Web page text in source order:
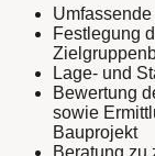
Festlegung
Lage- und
Bewertung
sowie
Bauprojekt
Beratung zu